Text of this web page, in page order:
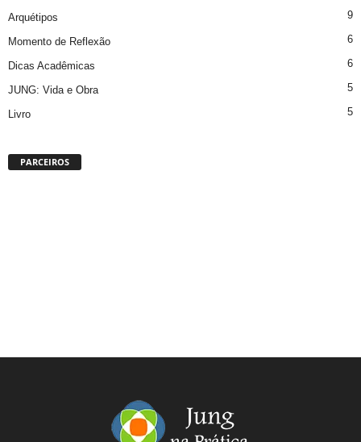
Arquétipos 9
Momento de Reflexão 6
Dicas Acadêmicas 6
JUNG: Vida e Obra 5
Livro 5
PARCEIROS